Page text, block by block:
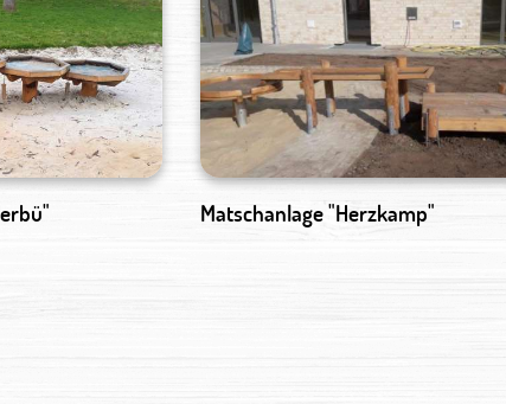
Matschanlage "Herzkamp"